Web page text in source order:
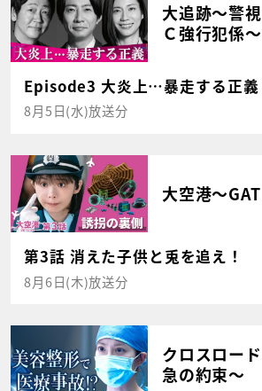
大追跡～警
Ｃ強行犯係
Episode3 大炎上…暴走する正義
8月5日(水)放送分
大空港～
第3話 消えた子供と兎を追え！
8月6日(木)放送分
クロスロー
急の約束～